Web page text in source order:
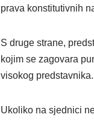
prava konstitutivnih
S druge strane,
kojim se zagovara
visokog predstavnika.
Ukoliko na sjednici